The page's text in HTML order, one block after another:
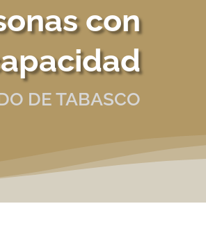
con
DE TABASCO